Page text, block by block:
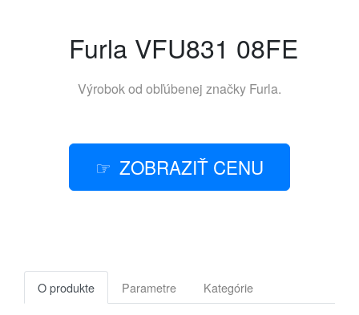
Furla VFU831 08FE
Výrobok od obľúbenej značky Furla.
ZOBRAZIŤ CENU
O produkte Parametre Kategórie